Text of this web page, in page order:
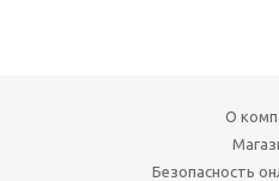
О
Безопасность